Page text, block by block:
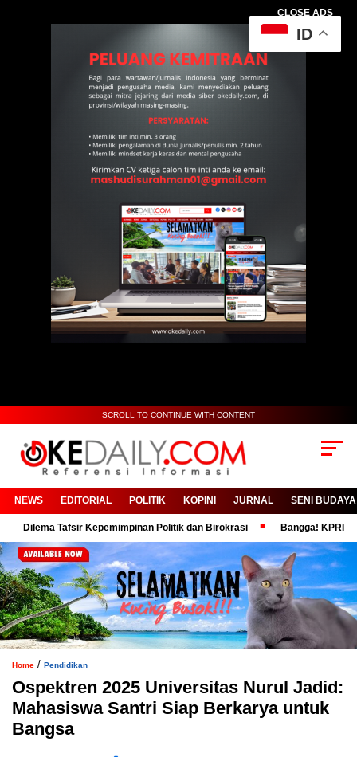
CLOSE ADS
SCROLL TO CONTINUE WITH CONTENT
NEWS EDITORIAL POLITIK KOPINI JURNAL SENI BUDAYA
Tafsir Kepemimpinan Politik dan Birokrasi Bangga! KPRI RSUD
Home / Pendidikan
Ospektren 2025 Universitas Nurul Jadid:
Mahasiswa Santri Siap Berkarya untuk
Bangsa
ID